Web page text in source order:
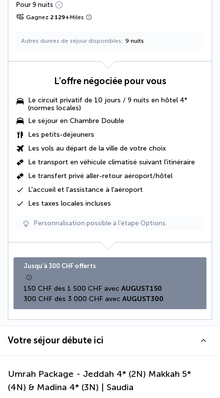
Pour 9 nuits
Gagnez 2 129+Miles
Autres durées de séjour disponibles 9 nuits
L’offre négociée pour vous
Le circuit privatif de 10 jours / 9 nuits en hôtel 4*
(normes locales)
Le séjour en Chambre Double
Les petits-déjeuners
Les vols au départ de la ville de votre choix
Le transport en véhicule climatisé suivant l’itinéraire
Le transfert privé aller-retour aéroport/hôtel
L'accueil et l'assistance à l'aéroport
Les taxes locales incluses
Personnalisation possible à l’étape Options.
Jusqu’à 300 CHF offerts
150 CHF dès 1 500 CHF avec AUGUST150
300 CHF dès 3 000 CHF avec AUGUST300
Votre séjour débute ici
Umrah Package - Jeddah 4* (2N) Makkah 5*
(4N) & Madina 4* (3N) | Saudia